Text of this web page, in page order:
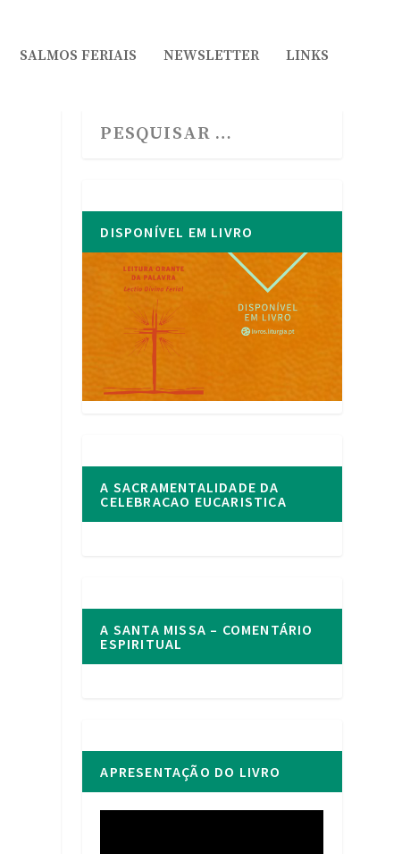
SALMOS FERIAIS NEWSLETTER LINKS
DISPONÍVEL EM LIVRO
A SACRAMENTALIDADE DA
CELEBRACAO EUCARISTICA
A SANTA MISSA – COMENTÁRIO
ESPIRITUAL
APRESENTAÇÃO DO LIVRO